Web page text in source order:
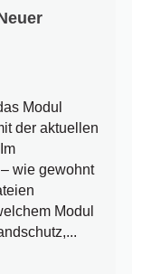
Modul
der aktuellen
wie gewohnt
Modul